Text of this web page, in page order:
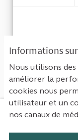
Informations
Nous utilisons
améliorer la
cookies nous
utilisateur et un
nos canaux de